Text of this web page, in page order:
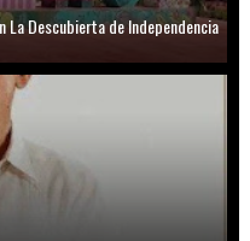
Descubierta de Independencia